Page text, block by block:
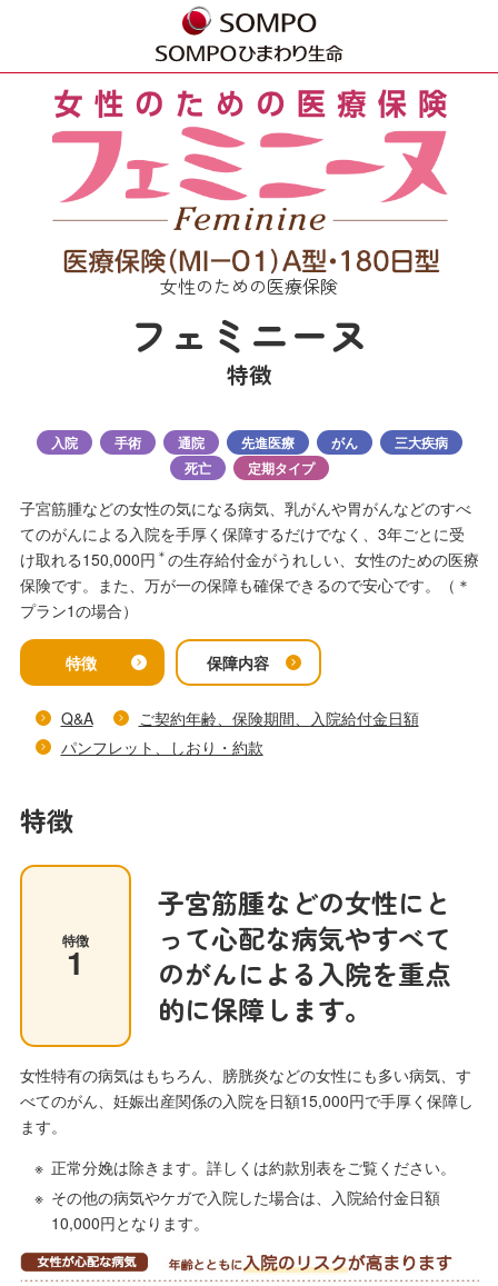
女性のための医療保険
フェミニーヌ
特徴
入院 手術 通院 先進医療 がん
三大疾病
死亡
定期タイプ
子宮筋腫などの女性の気になる病気、乳がんや胃がんなどのすべ
てのがんによる入院を手厚く保障するだけでなく、3年ごとに受
け取れる150,000円 ＊ の生存給付金がうれしい、女性のための医療
保険です。また、万が一の保障も確保できるので安心です。（＊
プラン1の場合）
特徴 保障内容
Q&A
ご契約年齢、保険期間、入院給付金日額
パンフレット、しおり・約款
特徴
特徴
1
子宮筋腫などの女性にと
って心配な病気やすべて
のがんによる入院を重点
的に保障します。
女性特有の病気はもちろん、膀胱炎などの女性にも多い病気、す
べてのがん、妊娠出産関係の入院を日額15,000円で手厚く保障し
ます。
正常分娩は除きます。詳しくは約款別表をご覧ください。
その他の病気やケガで入院した場合は、入院給付金日額
10,000円となります。